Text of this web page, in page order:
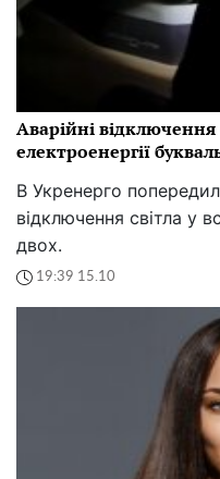
Аварійні відключення
електроенергії
В Укренерго
відключення світла у
двох.
19:39 15.10